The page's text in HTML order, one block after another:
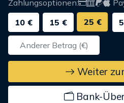
Zahlungsoptionen:
10 €
15 € 25 €
Weiter
Bank-